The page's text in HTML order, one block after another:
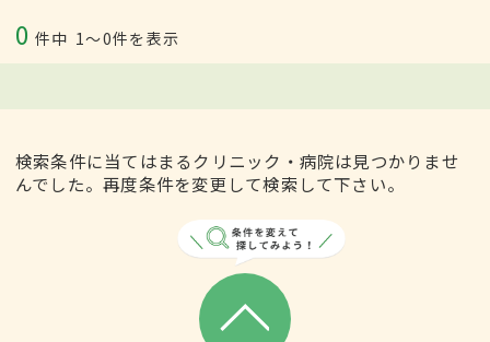
0 件中 1〜0件を表示
検索条件に当てはまるクリニック・病院は見つかりませ
んでした。再度条件を変更して検索して下さい。